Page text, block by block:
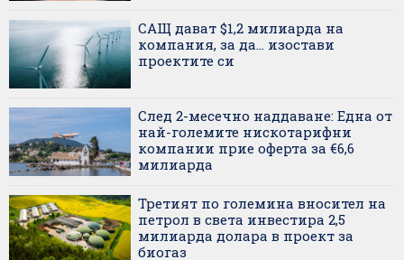
САЩ дават $1,2 милиарда на
компания, за да... изостави
проектите си
След 2-месечно наддаване: Една от
най-големите нискотарифни
компании прие оферта за €6,6
милиарда
Третият по големина вносител на
петрол в света инвестира 2,5
милиарда долара в проект за
биогаз